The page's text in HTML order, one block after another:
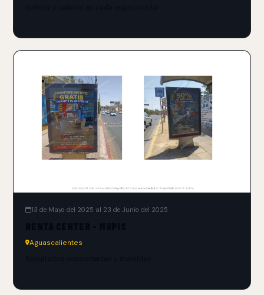
13 de Mayo del 2025 al 23 de Junio del 2025
Aguascalientes